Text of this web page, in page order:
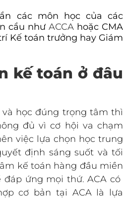
các môn học của các
cầu như ACCA hoặc CMA
Kế toán trưởng hay Giám
kế toán ở đâu
học đúng trọng tâm thì
đủ vì cơ hội va chạm
việc lựa chọn học trung
định sáng suốt và tối
kế toán hàng đầu miền
ứng mọi thứ. ACA có
cơ bản tại ACA là lựa